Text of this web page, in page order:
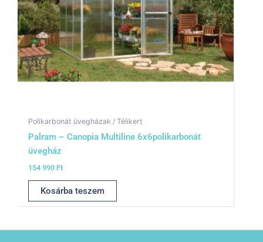
Polikarbonát üvegházak / Télikert
Palram – Canopia Multiline 6x6polikarbonát
üvegház
154 990 Ft
Kosárba teszem